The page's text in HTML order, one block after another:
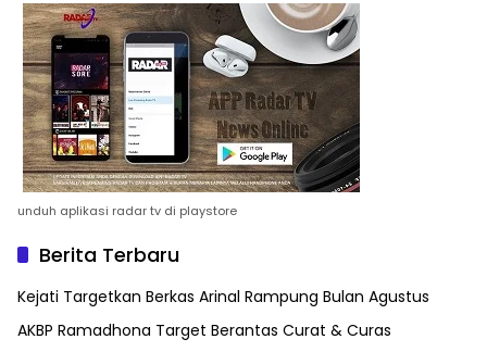
unduh aplikasi radar tv di playstore
Berita Terbaru
Kejati Targetkan Berkas Arinal Rampung Bulan Agustus
AKBP Ramadhona Target Berantas Curat & Curas